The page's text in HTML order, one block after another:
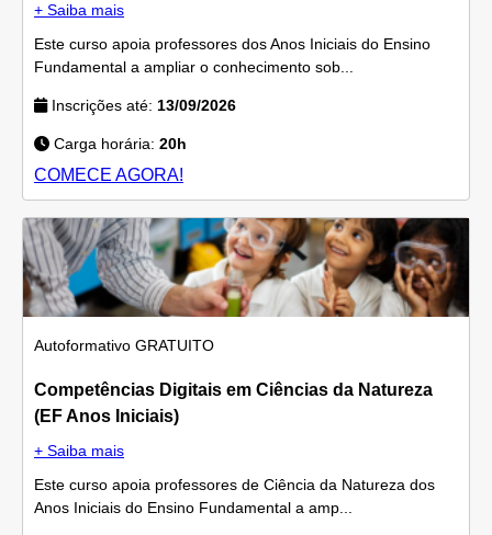
+ Saiba mais
Este curso apoia professores dos Anos Iniciais do Ensino
Fundamental a ampliar o conhecimento sob...
Inscrições até: 13/09/2026
Carga horária: 20h
COMECE AGORA!
Autoformativo GRATUITO
Competências Digitais em Ciências da Natureza
(EF Anos Iniciais)
+ Saiba mais
Este curso apoia professores de Ciência da Natureza dos
Anos Iniciais do Ensino Fundamental a amp...